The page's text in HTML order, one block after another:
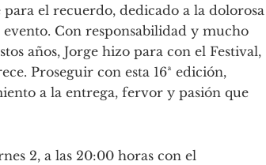
el recuerdo, dedicado a la dolorosa
Con responsabilidad y mucho
años, Jorge hizo para con el Festival,
Proseguir con esta 16ª edición,
a la entrega, fervor y pasión que
2, a las 20:00 horas con el